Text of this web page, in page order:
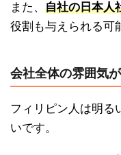
また、 自社の日本人
役割も与えられる可
会社全体の雰囲気
フィリピン人は明る
いです。